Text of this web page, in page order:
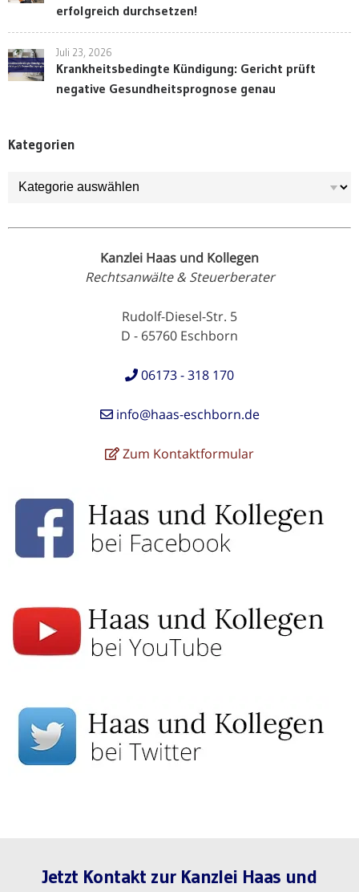
erfolgreich durchsetzen!
Juli 23, 2026
Krankheitsbedingte Kündigung: Gericht prüft
negative Gesundheitsprognose genau
Kategorien
Kategorien
Kanzlei Haas und Kollegen
Rechtsanwälte & Steuerberater
Rudolf-Diesel-Str. 5
D - 65760 Eschborn
06173 - 318 170
info@haas-eschborn.de
Zum Kontaktformular
Jetzt Kontakt zur Kanzlei Haas und